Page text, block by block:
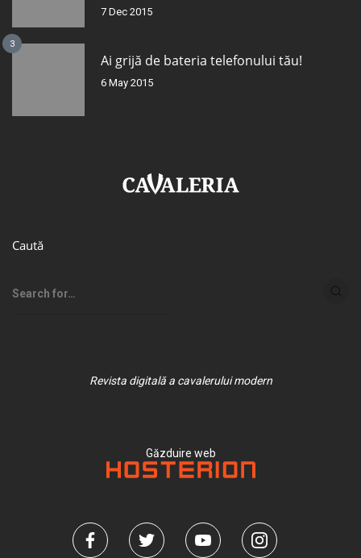
7 Dec 2015
3
Ai grijă de bateria telefonului tău!
6 May 2015
Caută
Revista digitală a cavalerului modern
Găzduire web